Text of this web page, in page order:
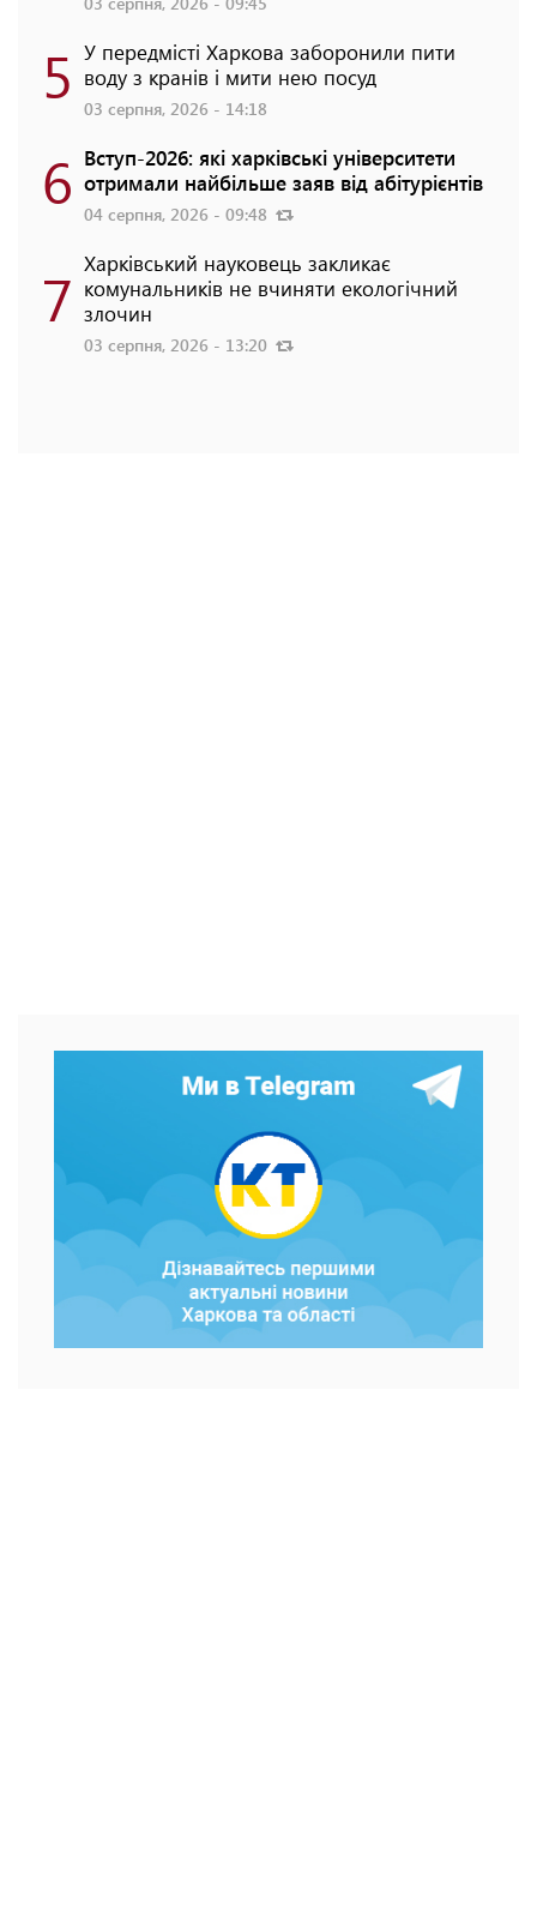
5 У передмісті Харкова заборонили пити
воду з кранів і мити нею посуд
03 серпня, 2026 - 14:18
6 Вступ-2026: які харківські університети
отримали найбільше заяв від абітурієнтів
04 серпня, 2026 - 09:48
7 Харківський науковець закликає
комунальників не вчиняти екологічний
злочин
03 серпня, 2026 - 13:20